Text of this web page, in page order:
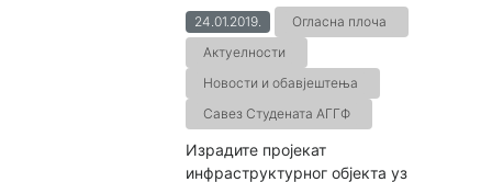
24.01.2019.
Огласна плоча
Актуелности
Новости и обавјештења
Савез Студената АГГФ
Израдите пројекат
инфраструктурног објекта уз